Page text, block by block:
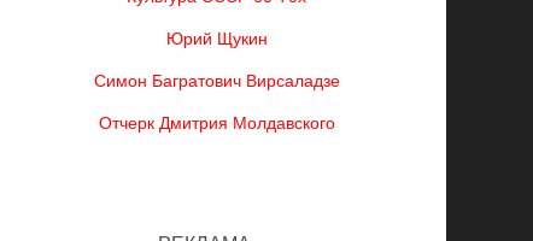
Юрий Щукин
Симон Багратович Вирсаладзе
Отчерк Дмитрия Молдавского